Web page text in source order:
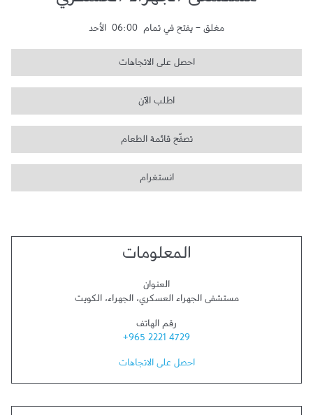
مغلق - يفتح في تمام 06:00 الأحد
احصل على الاتجاهات
اطلب الآن
تصفّح قائمة الطعام
انستغرام
المعلومات
العنوان
مستشفى الجهراء العسكري،الجهراء،الكويت
رقم الهاتف
+965 2221 4729
احصل على الاتجاهات